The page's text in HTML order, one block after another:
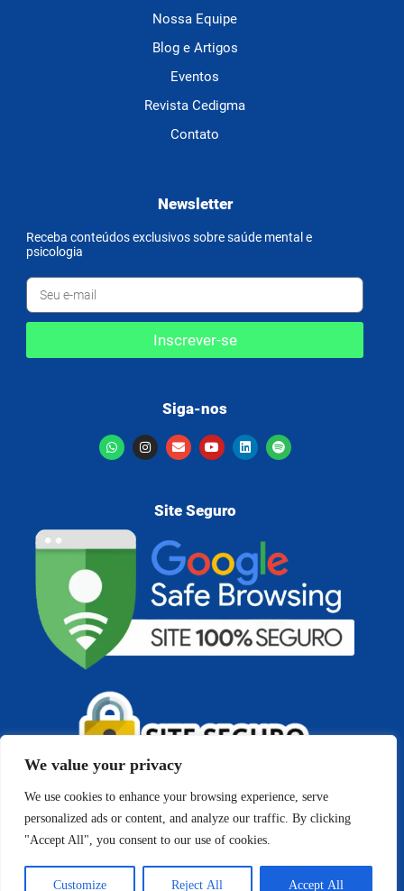
We value your privacy
We use cookies to enhance your browsing experience, serve
personalized ads or content, and analyze our traffic. By clicking
"Accept All", you consent to our use of cookies.
Customize Reject All Accept All
Nossa Equipe
Blog e Artigos
Eventos
Revista Cedigma
Contato
Newsletter
Receba conteúdos exclusivos sobre saúde mental e
psicologia
Inscrever-se
Siga-nos
Site Seguro
Copyright © 2026 Cedigma - Psicologia e Análise do
Comportamento | Todos os direitos reservados